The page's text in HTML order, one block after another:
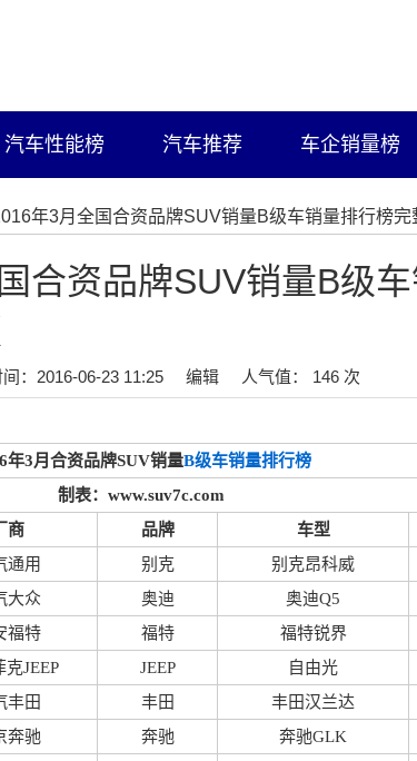
汽车性能榜 汽车推荐 车企销量榜
年3月全国合资品牌SUV销量B级车销量排行榜完
合资品牌SUV销量B级
：2016-06-23 11:25 编辑 人气值： 146 次
年3月合资品牌SUV销量B级车销量排行榜
制表：www.suv7c.com
商
品牌 车型
通用
别克 别克昂科威
大众
奥迪 奥迪Q5
福特
福特 福特锐界
克JEEP
JEEP 自由光
丰田
丰田 丰田汉兰达
奔驰
奔驰 奔驰GLK